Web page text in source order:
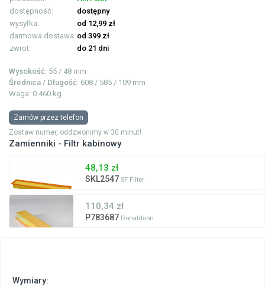
dostępność:
dostępny
wysyłka:
od 12,99 zł
darmowa dostawa: od 399 zł
zwrot:
do 21 dni
Wysokość: 55 / 48 mm
Średnica / Długość: 608 / 585 / 109 mm
Waga: 0.460 kg
Zamów przez telefon
Zostaw numer, oddzwonimy w 30 minut!
Zamienniki - Filtr kabinowy
48,13 zł
SKL2547 SF Filter
110,34 zł
P783687 Donaldson
Wymiary: